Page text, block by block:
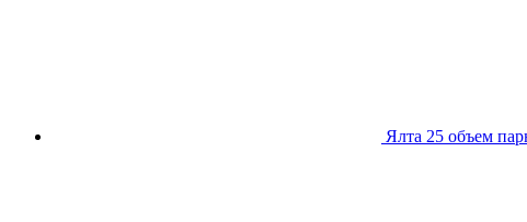
Ялта 25 объем